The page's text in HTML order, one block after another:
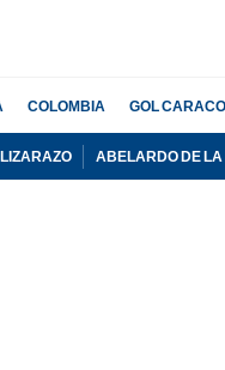
COLOMBIA GOL
ABELARDO DE